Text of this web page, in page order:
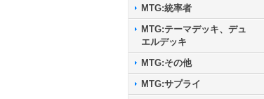
MTG:統率者
MTG:テーマデッキ、デュ
エルデッキ
MTG:その他
MTG:サプライ